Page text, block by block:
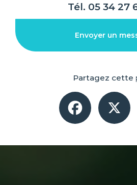
Tél. 05 34 27
Envoyer un
Partagez cette
Facebook